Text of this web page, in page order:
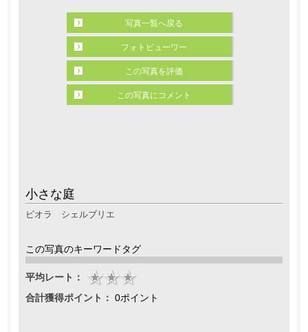
小さな庭
ビオラ シェルブリエ
この写真のキーワードタグ
平均レート：
合計獲得ポイント： 0ポイント
写真一覧へ戻る
フォトビューワー
この写真を評価
この写真にコメント